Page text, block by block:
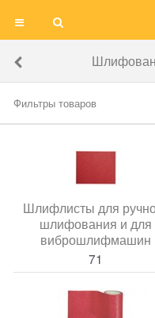
Фильтры товаров
Шлифлисты для
шлифования и для
виброшлифмашин
71